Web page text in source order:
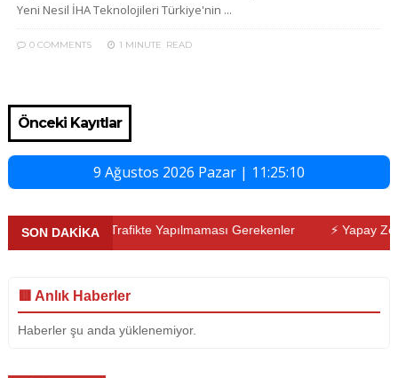
Yeni Nesil İHA Teknolojileri Türkiye'nin ...
0 COMMENTS 1 MINUTE READ
Önceki Kayıtlar
9 Ağustos 2026 Pazar | 11:25:11
SON DAKİKA
⚡ Trafikte Yapılmaması Gerekenler ⚡ Yapay Zekâ ve
🟥 Anlık Haberler
Haberler şu anda yüklenemiyor.